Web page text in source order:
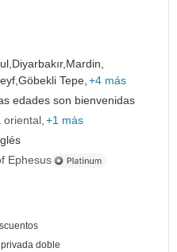
Diyarbakır,Mardin,
Göbekli Tepe, +4 más
edades son bienvenidas
oriental +1 más
Ephesus
doble